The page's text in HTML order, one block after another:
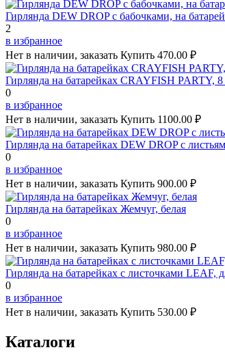
Гирлянда DEW DROP с бабочками, на
2
в избранное
Нет в наличии, заказать Купить 470.00 ₽
Гирлянда на батарейках CRAYFISH
0
в избранное
Нет в наличии, заказать Купить 1100.00 ₽
Гирлянда на батарейках DEW DROP с
0
в избранное
Нет в наличии, заказать Купить 900.00 ₽
Гирлянда на батарейках Жемчуг, белая
0
в избранное
Нет в наличии, заказать Купить 980.00 ₽
Гирлянда на батарейках с листочками LEAF,
0
в избранное
Нет в наличии, заказать Купить 530.00 ₽
Каталоги